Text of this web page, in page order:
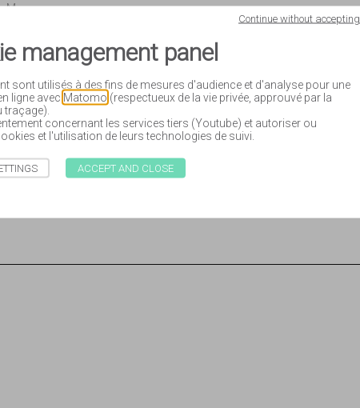
M.
du pays
Mais le
préhistoire
floraux en
et
à Lavalette.
13.
»,
management panel
sont utilisés à des fins de mesures d'audience et d'analyse pour une
ligne avec Matomo (respectueux de la vie privée, approuvé par la
traçage).
concernant les services tiers (Youtube) et autoriser ou
et l'utilisation de leurs technologies de suivi.
Continue without accepting
ACCEPT AND CLOSE